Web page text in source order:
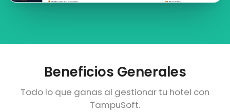
Beneficios Generales
Todo lo que ganas al gestionar tu hotel con
TampuSoft.